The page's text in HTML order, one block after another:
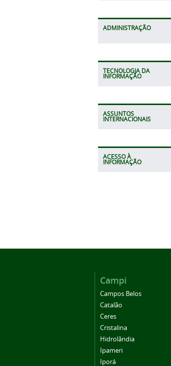
ADMINISTRAÇÃO
TECNOLOGIA DA
INFORMAÇÃO
ASSUNTOS
INTERNACIONAIS
ACESSO À
INFORMAÇÃO
Campi
Campos Belos
Catalão
Ceres
Cristalina
Hidrolândia
Ipameri
Iporá